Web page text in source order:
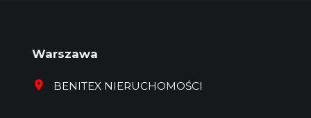
Warszawa
BENITEX NIERUCHOMOŚCI